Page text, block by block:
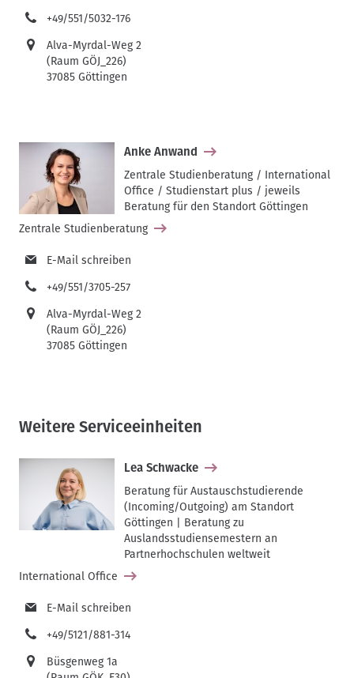
+49/551/5032-176
Alva-Myrdal-Weg 2
(Raum GÖJ_226)
37085 Göttingen
Anke Anwand
Zentrale Studienberatung / International
Office / Studienstart plus / jeweils
Beratung für den Standort Göttingen
Zentrale Studienberatung
E-Mail schreiben
+49/551/3705-257
Alva-Myrdal-Weg 2
(Raum GÖJ_226)
37085 Göttingen
Weitere Serviceeinheiten
Lea Schwacke
Beratung für Austauschstudierende
(Incoming/Outgoing) am Standort
Göttingen | Beratung zu
Auslandsstudiensemestern an
Partnerhochschulen weltweit
International Office
E-Mail schreiben
+49/5121/881-314
Büsgenweg 1a